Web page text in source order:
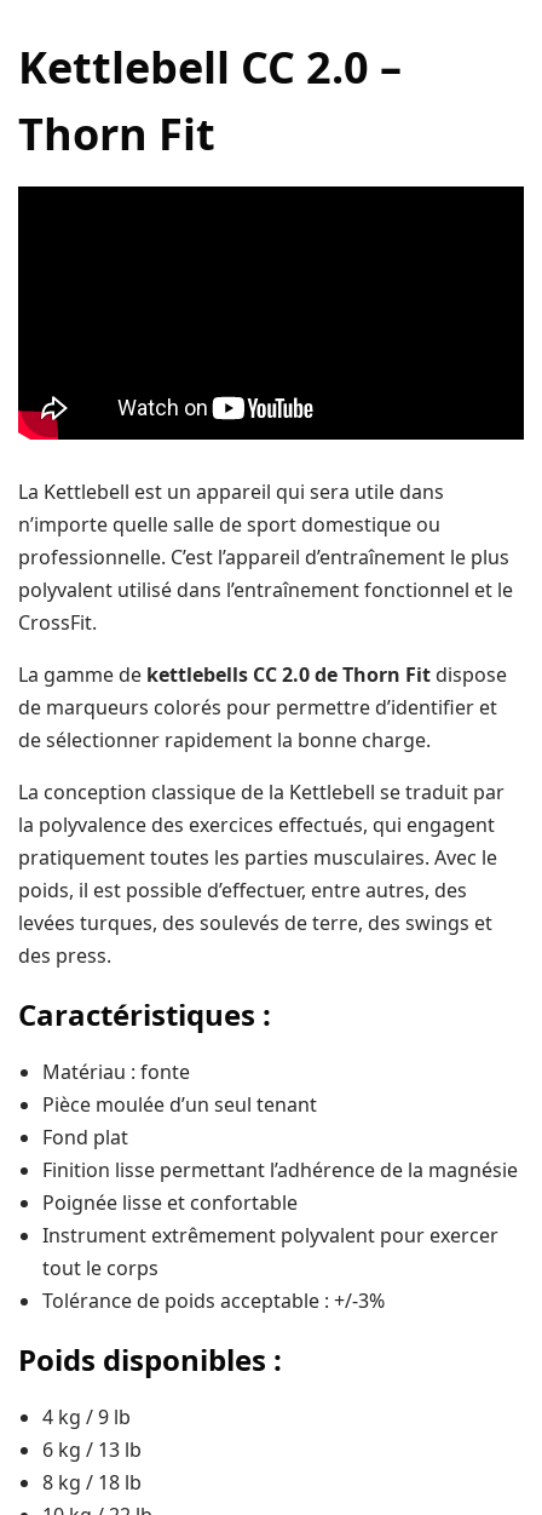
Kettlebell CC 2.0 –
Thorn Fit
La Kettlebell est un appareil qui sera utile dans
n’importe quelle salle de sport domestique ou
professionnelle. C’est l’appareil d’entraînement le plus
polyvalent utilisé dans l’entraînement fonctionnel et le
CrossFit.
La gamme de kettlebells CC 2.0 de Thorn Fitdispose
de marqueurs colorés pour permettre d’identifier et
de sélectionner rapidement la bonne charge.
La conception classique de la Kettlebell se traduit par
la polyvalence des exercices effectués, qui engagent
pratiquement toutes les parties musculaires. Avec le
poids, il est possible d’effectuer, entre autres, des
levées turques, des soulevés de terre, des swings et
des press.
Caractéristiques :
Matériau : fonte
Pièce moulée d’un seul tenant
Fond plat
Finition lisse permettant l’adhérence de la magnésie
Poignée lisse et confortable
Instrument extrêmement polyvalent pour exercer
tout le corps
Tolérance de poids acceptable : +/-3%
Poids disponibles :
4 kg / 9 lb
6 kg / 13 lb
8 kg / 18 lb